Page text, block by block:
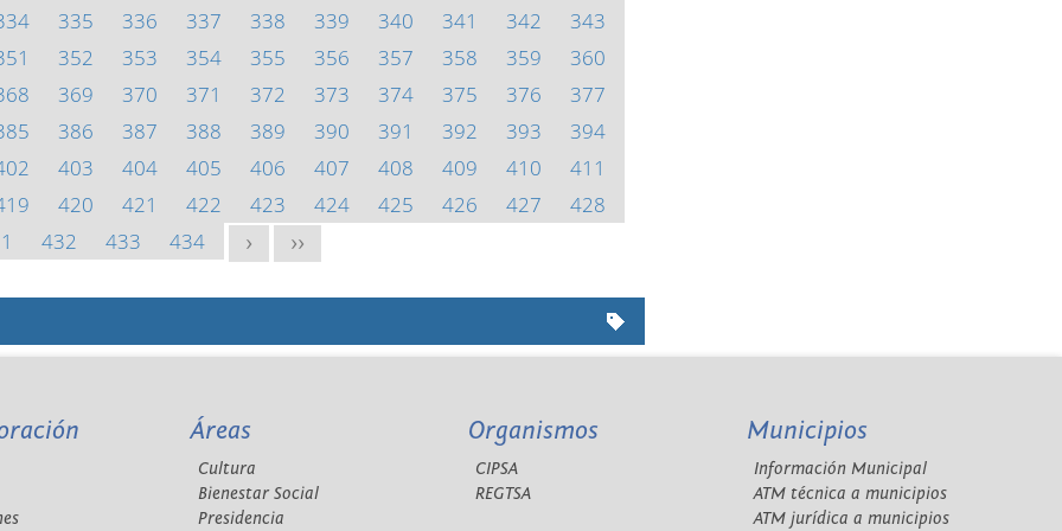
335 336 337 338 339 340 341 342
343
352 353 354 355 356 357 358 359
360
369 370 371 372 373 374 375 376
377
386 387 388 389 390 391 392 393
394
403 404 405 406 407 408 409 410
411
420 421 422 423 424 425 426 427
428
432 433 434 > >>
Áreas
Cultura
Bienestar Social
Presidencia
Organismos
CIPSA
REGTSA
Municipios
Información Municipal
ATM técnica a municipios
ATM jurídica a municipios